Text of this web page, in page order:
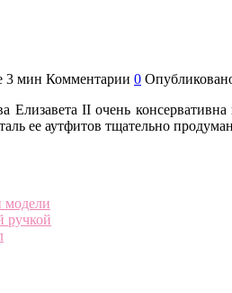
3 мин Комментарии 0
Елизавета II очень
ее аутфитов тщательно
модели
ручкой